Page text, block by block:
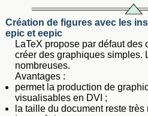
Création de figures avec les
epic et eepic
LaTeX propose par défaut des
créer des graphiques simples.
nombreuses.
Avantages :
permet la production de
visualisables en DVI ;
la taille du document reste très